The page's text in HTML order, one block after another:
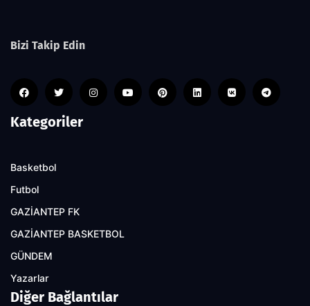
Bizi Takip Edin
Kategoriler
Basketbol
Futbol
GAZİANTEP FK
GAZİANTEP BASKETBOL
GÜNDEM
Yazarlar
Diğer Bağlantılar